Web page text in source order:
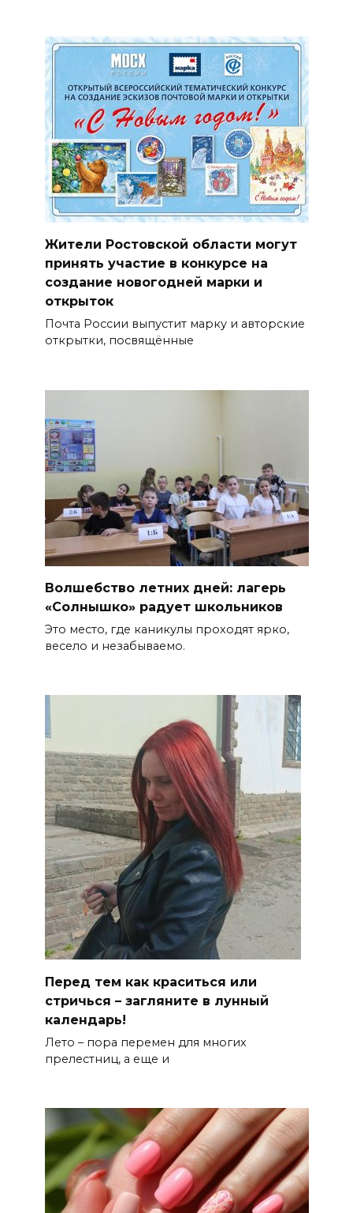
Жители Ростовской области могут
принять участие в конкурсе на
создание новогодней марки и
открыток
Почта России выпустит марку и авторские
открытки, посвящённые
Волшебство летних дней: лагерь
«Солнышко» радует школьников
Это место, где каникулы проходят ярко,
весело и незабываемо.
Перед тем как краситься или
стричься – загляните в лунный
календарь!
Лето – пора перемен для многих
прелестниц, а еще и